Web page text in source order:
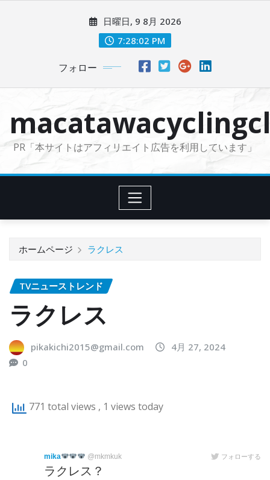
に
日曜日, 9 8月 2026
7:28:03 PM
フォロー
PR「本サイトはアフィリエイト広告を利用しています」
ホームページ ラクレス
TVニューストレンド
ラクレス
pikakichi2015@gmail.com
4月 27, 2024
0
771 total views , 1 views today
mika @mkmkuk フォローする
ラクレス？